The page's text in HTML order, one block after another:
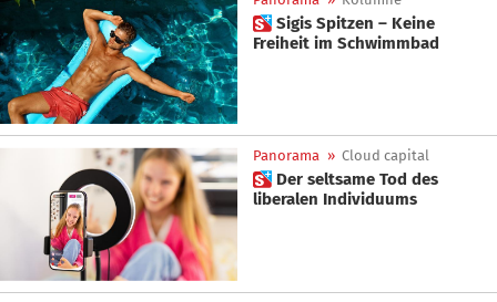
 Sigis Spitzen – Keine
Freiheit im Schwimmbad
Panorama » Cloud capital
 Der seltsame Tod des
liberalen Individuums